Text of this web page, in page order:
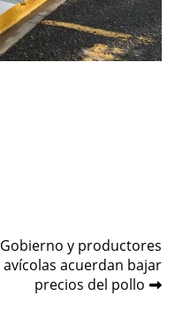
Gobierno y productores
avícolas acuerdan bajar
precios del pollo